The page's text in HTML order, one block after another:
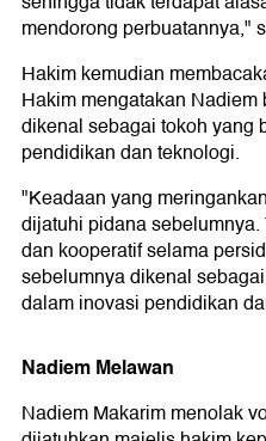
mendorong perbuatannya,"
Hakim kemudian
Hakim mengatakan
dikenal sebagai tokoh yang
pendidikan dan teknologi.
"Keadaan yang
dijatuhi pidana
dan kooperatif selama
sebelumnya dikenal
dalam inovasi pendidikan
Nadiem Melawan
Nadiem Makarim menolak